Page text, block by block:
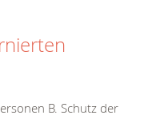
B. Schutz der